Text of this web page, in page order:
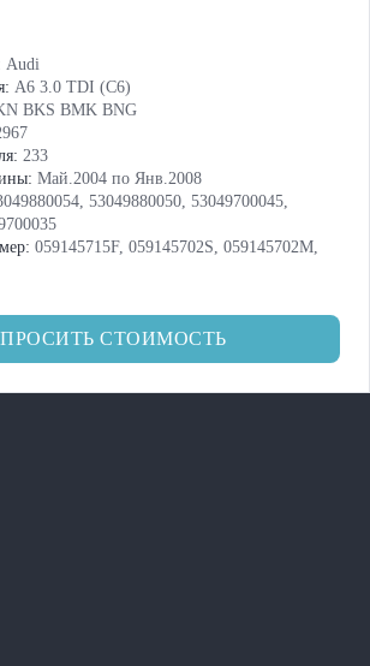
Audi
A6 3.0 TDI (C6)
BKS BMK BNG
233
Май.2004 по Янв.2008
53049880050, 53049700045,
059145715F, 059145702S, 059145702M,
СТОИМОСТЬ